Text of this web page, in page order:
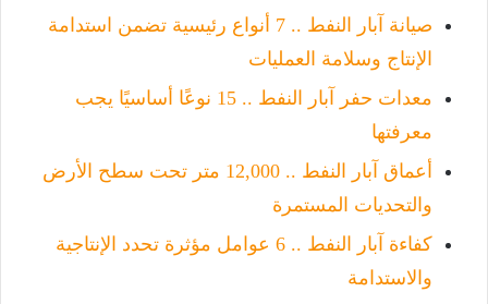
صيانة آبار النفط .. 7 أنواع رئيسية تضمن استدامة
الإنتاج وسلامة العمليات
معدات حفر آبار النفط .. 15 نوعًا أساسيًا يجب
معرفتها
أعماق آبار النفط .. 12,000 متر تحت سطح الأرض
والتحديات المستمرة
كفاءة آبار النفط .. 6 عوامل مؤثرة تحدد الإنتاجية
والاستدامة